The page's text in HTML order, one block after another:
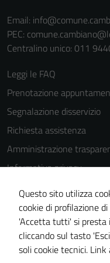
Email:
PEC:
Centralino unico: 011
Leggi le FAQ
Prenotazione
Segnalazione disservizio
Richiesta assistenza
Amministrazione
Informativa privacy
Cookie Policy
Note legali
Dichiarazione di
Piano di miglioramento
Questo sito utilizza
cookie di profilazione
'Accetta tutti' si presta
cliccando sul tasto
soli cookie tecnici. Link